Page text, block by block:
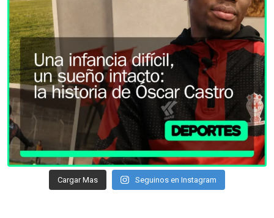
Cargar Mas Seguinos en Instagram